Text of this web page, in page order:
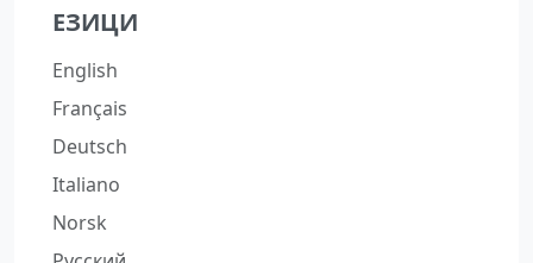
ЕЗИЦИ
English
Français
Deutsch
Italiano
Norsk